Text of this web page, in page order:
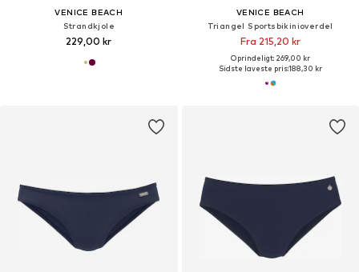
VENICE BEACH
Strandkjole
229,00 kr
VENICE BEACH
Triangel Sportsbikinioverdel
Fra 215,20 kr
Oprindeligt: 269,00 kr
Sidste laveste pris:188,30 kr